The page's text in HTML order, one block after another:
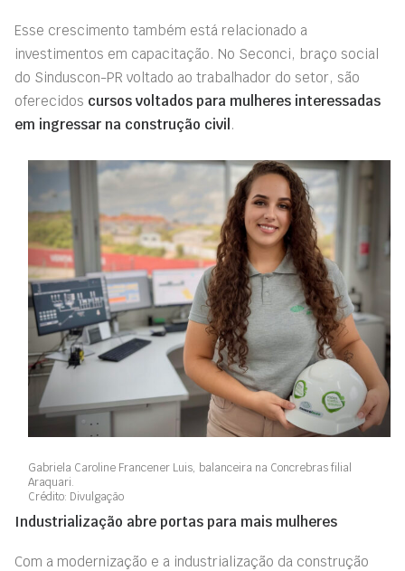
Esse crescimento também está relacionado a
investimentos em capacitação. No Seconci, braço social
do Sinduscon-PR voltado ao trabalhador do setor, são
oferecidos cursos voltados para mulheres interessadas
em ingressar na construção civil .
Gabriela Caroline Francener Luis, balanceira na Concrebras filial
Araquari.
Crédito: Divulgação
Industrialização abre portas para mais mulheres
Com a modernização e a industrialização da construção